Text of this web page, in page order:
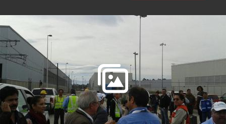
s
c
m
p
a
r
t
i
r